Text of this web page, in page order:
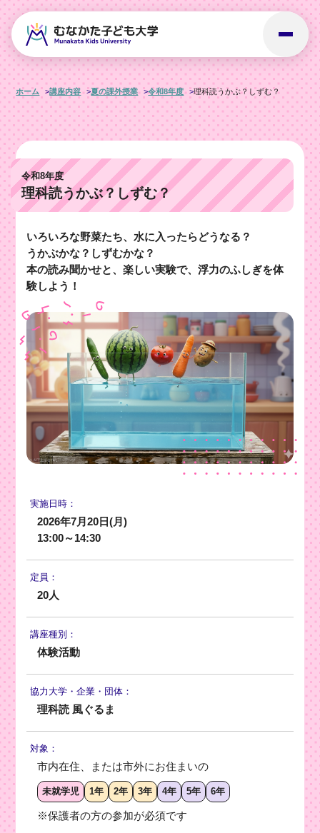
ホーム 講座内容 夏の課外授業 令和8年度 理科読うかぶ？しずむ？
令和8年度
理科読うかぶ？しずむ？
いろいろな野菜たち、水に入ったらどうなる？
うかぶかな？しずむかな？
本の読み聞かせと、楽しい実験で、浮力のふしぎを体
験しよう！
実施日時：
2026年7月20日(月)
13:00～14:30
定員：
20人
講座種別：
体験活動
協力大学・企業・団体：
理科読 風ぐるま
対象：
市内在住、または市外にお住まいの
未就学児 1年 2年 3年 4年 5年 6年
※保護者の方の参加が必須です